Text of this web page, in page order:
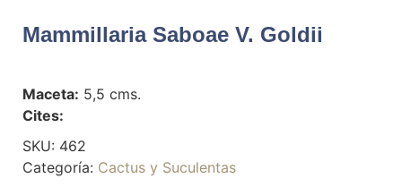
Mammillaria Saboae V. Goldii
Maceta: 5,5 cms.
Cites:
SKU: 462
Categoría: Cactus y Suculentas